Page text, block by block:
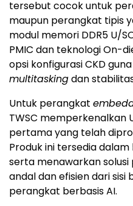
tersebut cocok untuk
maupun perangkat tipis
modul memori DDR5 U/
PMIC dan teknologi On-
opsi konfigurasi CKD
multitaskingdan
Untuk perangkat
TWSC memperkenalkan
pertama yang telah
Produk ini tersedia dalam
serta menawarkan
andal dan efisien dari sisi
perangkat berbasis AI.